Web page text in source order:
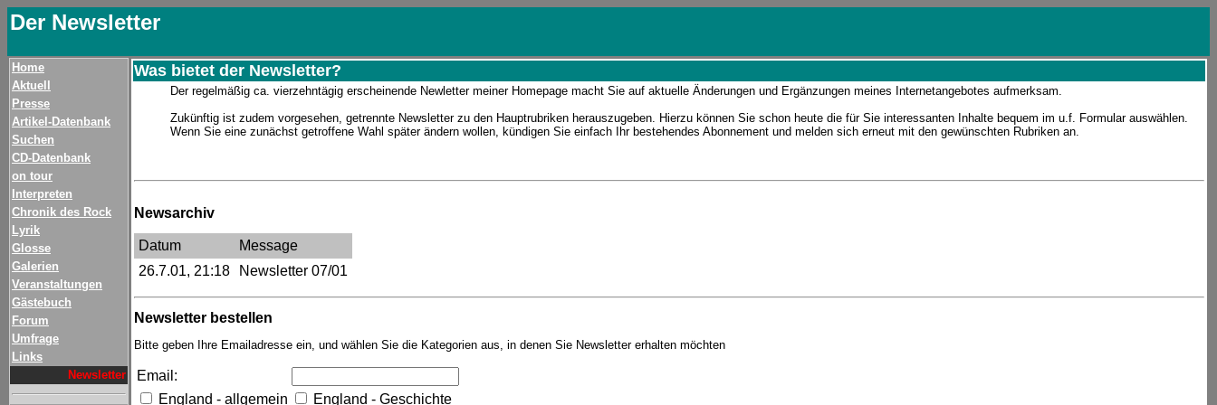
Der Newsletter
Home
Aktuell
Presse
Artikel-Datenbank
Suchen
CD-Datenbank
on tour
Interpreten
Chronik des Rock
Lyrik
Glosse
Galerien
Veranstaltungen
Gästebuch
Forum
Umfrage
Links
Newsletter
Was bietet der Newsletter?
Der regelmäßig ca. vierzehntägig erscheinende Newletter meiner Homepage macht Sie auf aktuelle Änderungen und Ergänzungen meines Internetangebotes aufmerksam.
Zukünftig ist zudem vorgesehen, getrennte Newsletter zu den Hauptrubriken herauszugeben. Hierzu können Sie schon heute die für Sie interessanten Inhalte bequem im u.f. Formular auswählen.
Wenn Sie eine zunächst getroffene Wahl später ändern wollen, kündigen Sie einfach Ihr bestehendes Abonnement und melden sich erneut mit den gewünschten Rubriken an.
Newsarchiv
Datum
Message
26.7.01, 21:18
Newsletter 07/01
Newsletter bestellen
Bitte geben Ihre Emailadresse ein, und wählen Sie die Kategorien aus, in denen Sie Newsletter erhalten möchten
Email:
England - allgemein
England - Geschichte